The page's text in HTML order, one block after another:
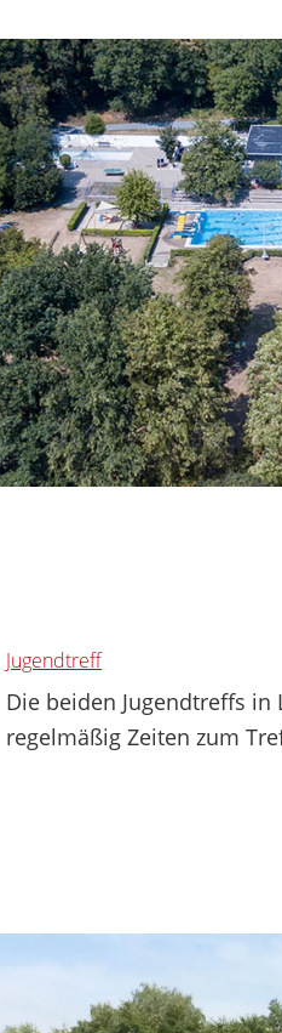
Jugendtreff
Die beiden Jugendtreffs
regelmäßig Zeiten zum